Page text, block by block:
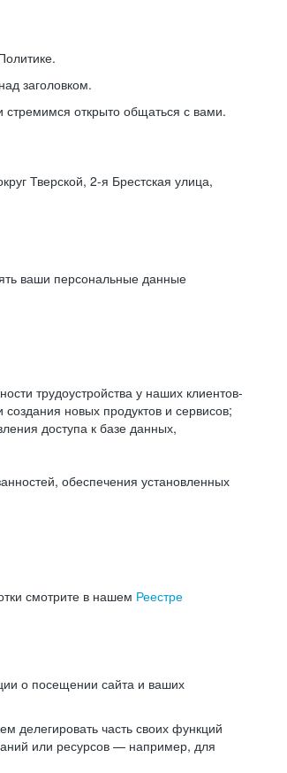
заголовком.
открыто общаться с вами.
Тверской, 2-я Брестская улица,
ваши персональные данные
трудоустройства у наших клиентов-
новых продуктов и сервисов;
доступа к базе данных,
обеспечения установленных
смотрите в нашем Реестре
о посещении сайта и ваших
делегировать часть своих функций
или ресурсов — например, для